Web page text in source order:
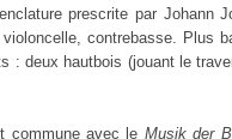
prescrite par Johann
contrebasse. Plus
: deux hautbois (jouant le
commune avec le Musik der